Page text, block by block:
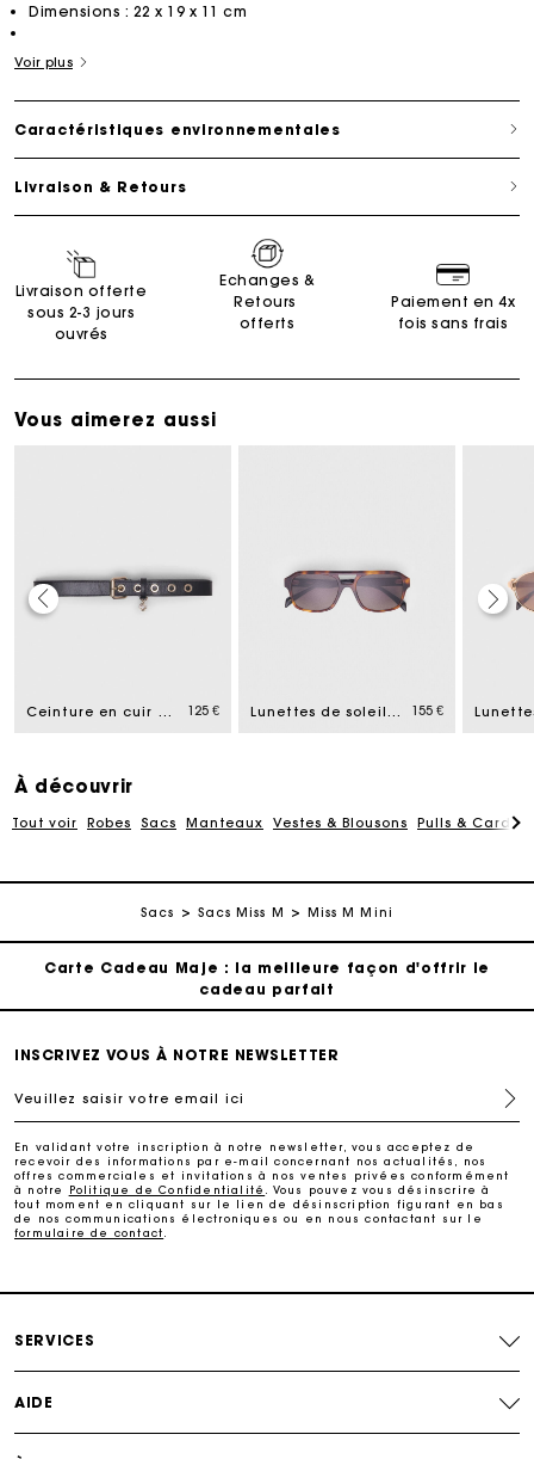
Dimensions : 22 x 19 x 11 cm
Voir plus
Caractéristiques environnementales
Livraison & Retours
Livraison offerte
sous 2-3 jours
ouvrés
Echanges &
Retours
offerts
Paiement en 4x
fois sans frais
Vous aimerez aussi
Ceinture en cuir à boucle Miss M 125 € Lunettes de soleil pilote 155 €
À découvrir
Tout voir Robes Sacs Manteaux Vestes & Blousons Pulls &
Sacs Sacs Miss M Miss M Mini
Livraison à domicile offerte sous 2 à 3 jours ouvrés.
Suivi de commande
Carte Cadeau Maje : la meilleure façon d'offrir le
cadeau parfait
Livraison à domicile offerte sous 2 à 3 jours ouvrés.
Echanges & Retours offerts
Carte Cadeau Maje : la meilleure façon d'offrir le
INSCRIVEZ VOUS À NOTRE NEWSLETTER
Veuillez saisir votre email ici
En validant votre inscription à notre newsletter, vous acceptez de
recevoir des informations par e-mail concernant nos actualités, nos
offres commerciales et invitations à nos ventes privées conformément
à notre
Politique de Confidentialité
. Vous pouvez vous désinscrire à
tout moment en cliquant sur le lien de désinscription figurant en bas
de nos communications électroniques ou en nous contactant sur le
formulaire de contact
SERVICES
AIDE